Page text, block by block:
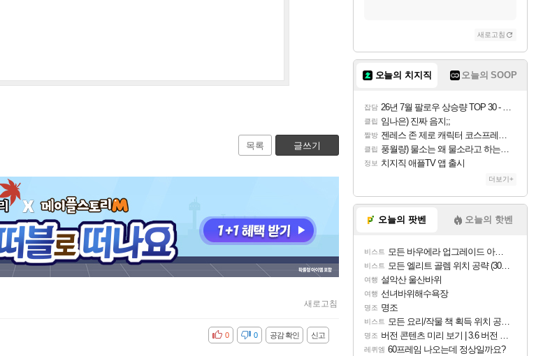
목록 글쓰기
새로고침
신고
공감 확인
비공감 0
0
새로고침
오늘의 치지직 오늘의 SOOP
잡담 26년 7월 팔로우 상승량 TOP 30 - 월간 치지직
클립 임나은) 진짜 음지;;
짤방 젠레스 존 제로 캐릭터 코스프레한 꽁주
클립 풍월량) 물소는 왜 물소라고 하는거야? 아! 그만 ㅋㅋ 알았어 ㅋㅋ
정보 치지직 애플TV 앱 출시
더보기+
오늘의 팟벤 오늘의 핫벤
비스트 모든 바우에라 업그레이드 아이템 획득 위치 공략 (89개)
비스트 모든 엘리트 골렘 위치 공략 (30개) - 방랑 결투가
여행 설악산 울산바위
여행 선녀바위해수욕장
명조 명조
비스트 모든 요리/작물 책 획득 위치 공략 (36개) - 미식가 도전과제
명조 버전 콘텐츠 미리 보기 | 3.6 버전 「신기루 속 등불 그림자, 속세에 깃든 검의 결심」이 8월 20일에 업데이트됩니다!
레퀴엠 60프레임 나오는데 정상일까요?